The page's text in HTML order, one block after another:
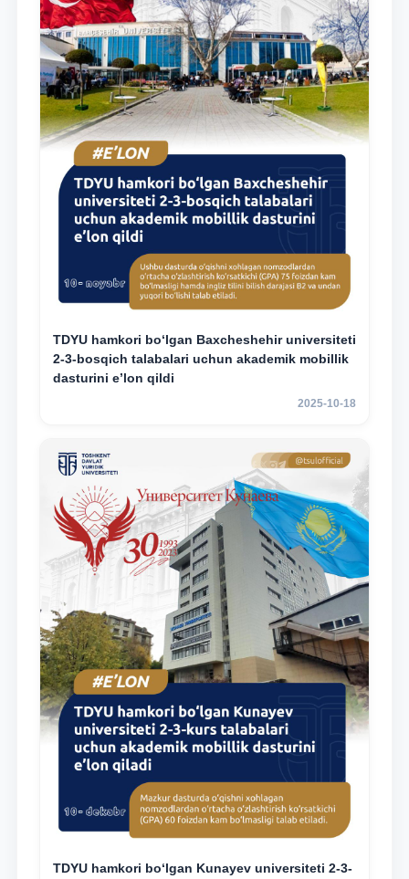
TDYU hamkori bo‘lgan Baxcheshehir universiteti
2-3-bosqich talabalari uchun akademik mobillik
dasturini e’lon qildi
2025-10-18
TDYU hamkori bo‘lgan Kunayev universiteti 2-3-